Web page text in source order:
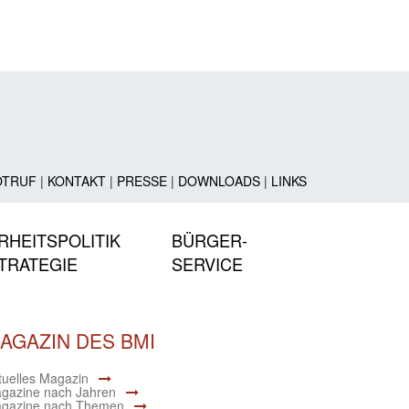
| KONTAKT| PRESSE| DOWNLOADS| LINKS
BÜRGER-
SERVICE
DES BMI
Magazin
nach Jahren
nach Themen